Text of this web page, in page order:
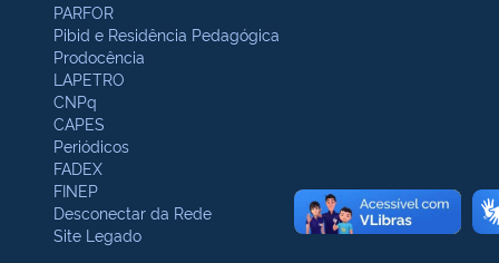
PARFOR
Pibid e Residência Pedagógica
Prodocência
LAPETRO
CNPq
CAPES
Periódicos
FADEX
FINEP
Desconectar da Rede
Site Legado